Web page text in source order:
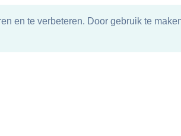
en te verbeteren. Door gebruik te